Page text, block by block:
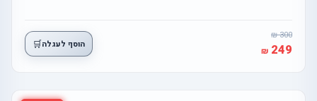
300
249 הוסף לעגלה🛒